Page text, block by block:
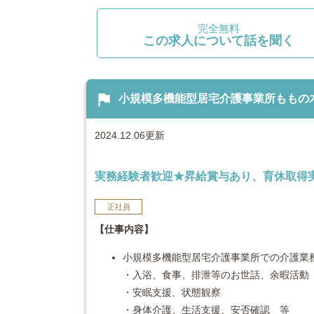
完全無料
この求人について話を聞く
flag 小規模多機能型居宅介護事業所もも
2024.12.06更新
実務経験者歓迎★昇給賞与あり、育休取
正社員
【仕事内容】
小規模多機能型居宅介護事業所での介護業
・入浴、食事、排泄等のお世話、余暇活動
・安眠支援、状態観察
・身体介護、生活支援、安否確認 等